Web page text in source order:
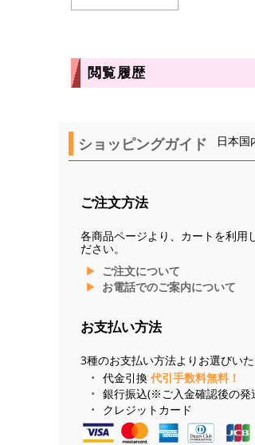
閲覧履歴
ショッピングガイド 日本国
ご注文方法
各商品ページより、カートを利用
ださい。
ご注文について
お電話でのご案内について
お支払い方法
3種のお支払い方法よりお選びいた
代金引換 代引手数料無料！
銀行振込(※ご入金確認後の発
クレジットカード